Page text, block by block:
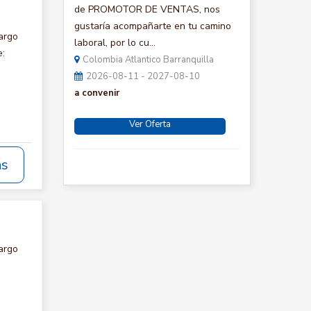
de PROMOTOR DE VENTAS, nos
gustaría acompañarte en tu camino
laboral, por lo cu...
Colombia Atlantico Barranquilla
2026-08-11 - 2027-08-10
a convenir
Ver Oferta